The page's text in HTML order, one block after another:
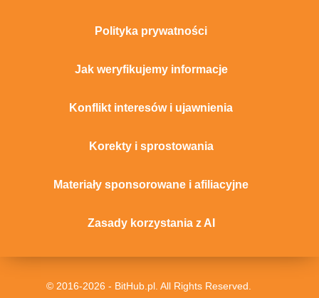
Polityka prywatności
Jak weryfikujemy informacje
Konflikt interesów i ujawnienia
Korekty i sprostowania
Materiały sponsorowane i afiliacyjne
Zasady korzystania z AI
© 2016-2026 - BitHub.pl. All Rights Reserved.